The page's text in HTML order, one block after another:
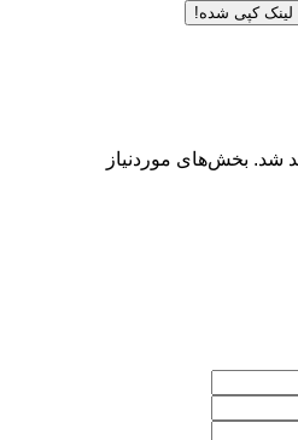
لینک کپی شده!
شد. بخش‌های موردنیاز